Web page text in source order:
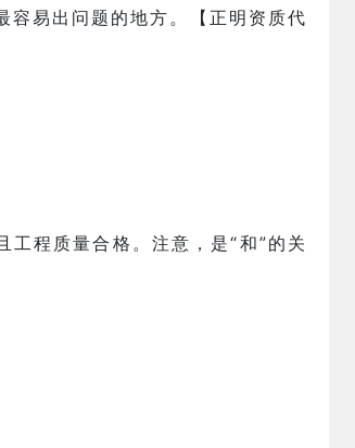
易出问题的地方。
【正明资质代
程质量合格。注意，是“和”的关